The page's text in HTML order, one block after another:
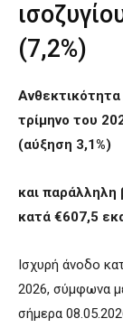
(7,2%)
Ανθεκτικότητα
τρίμηνο του
(αύξηση 3,1%)
και παράλληλη
κατά €607,5
Ισχυρή άνοδο
2026, σύμφωνα
σήμερα